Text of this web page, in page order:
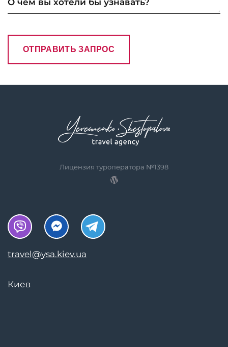
Лицензия туроператора №1398
travel@ysa.kiev.ua
Киев